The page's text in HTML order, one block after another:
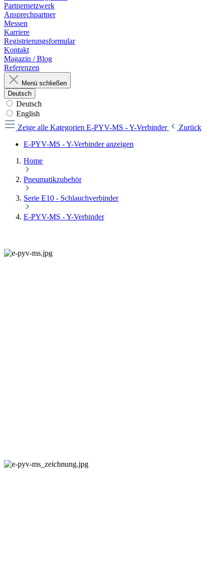
Partnernetzwerk
Ansprechpartner
Messen
Karriere
Registrierungsformular
Kontakt
Magazin / Blog
Referenzen
Menü schließen
Deutsch
Deutsch
English
Zeige alle Kategorien E-PYV-MS - Y-Verbinder
Zurück
E-PYV-MS - Y-Verbinder anzeigen
Home
Pneumatikzubehör
Serie E10 - Schlauchverbinder
E-PYV-MS - Y-Verbinder